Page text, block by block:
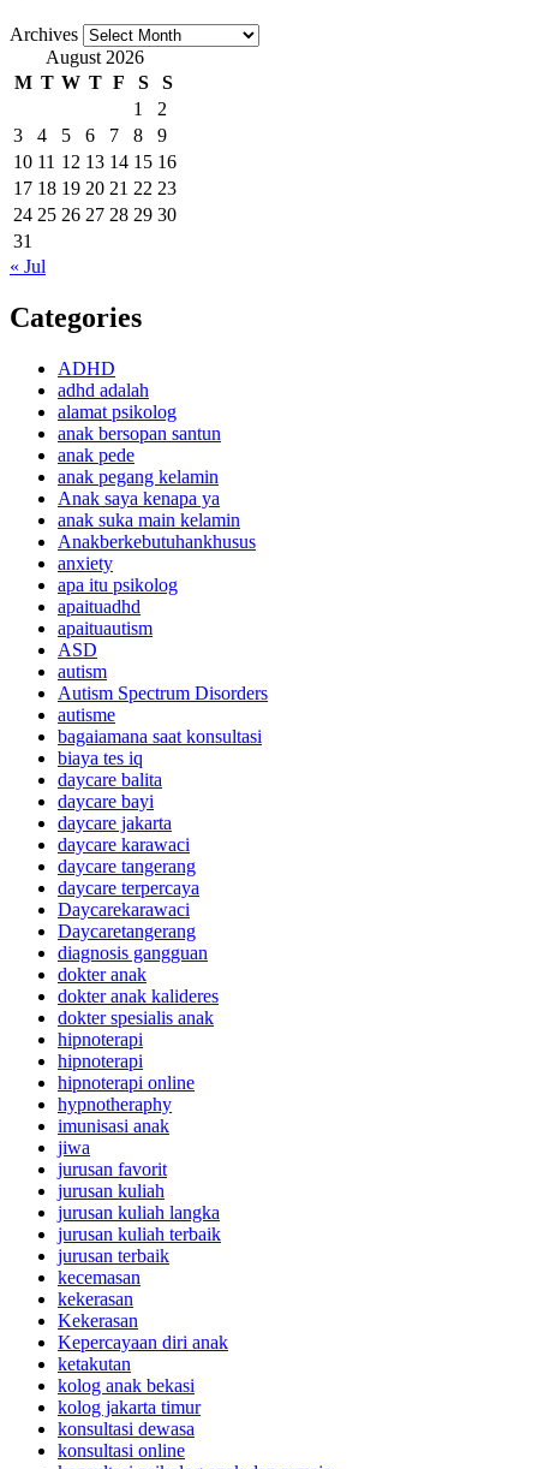
Archives
August 2026
M T W T F S
S
1
2
3
4 5 6 7 8
9
10 11 12 13 14 15 16
17 18 19 20 21 22 23
24 25 26 27 28 29 30
31
« Jul
Categories
ADHD
adhd adalah
alamat psikolog
anak bersopan santun
anak pede
anak pegang kelamin
Anak saya kenapa ya
anak suka main kelamin
Anakberkebutuhankhusus
anxiety
apa itu psikolog
apaituadhd
apaituautism
ASD
autism
Autism Spectrum Disorders
autisme
bagaiamana saat konsultasi
biaya tes iq
daycare balita
daycare bayi
daycare jakarta
daycare karawaci
daycare tangerang
daycare terpercaya
Daycarekarawaci
Daycaretangerang
diagnosis gangguan
dokter anak
dokter anak kalideres
dokter spesialis anak
hipnoterapi
hipnoterapi
hipnoterapi online
hypnotheraphy
imunisasi anak
jiwa
jurusan favorit
jurusan kuliah
jurusan kuliah langka
jurusan kuliah terbaik
jurusan terbaik
kecemasan
kekerasan
Kekerasan
Kepercayaan diri anak
ketakutan
kolog anak bekasi
kolog jakarta timur
konsultasi dewasa
konsultasi online